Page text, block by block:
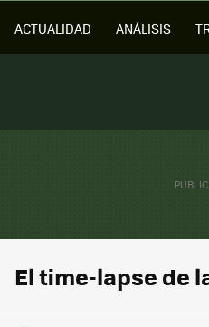
ACTUALIDAD ANÁLISIS
El time-lapse de